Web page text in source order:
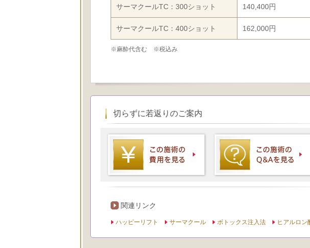
サーマクールTC：300ショット 140,400円
サーマクールTC：400ショット 162,000円
※麻酔代含む ※税込み
切らずに若返りのご案内
関連リンク
ハッピーリフト サーマクール ボトックス注入法 ヒアルロン